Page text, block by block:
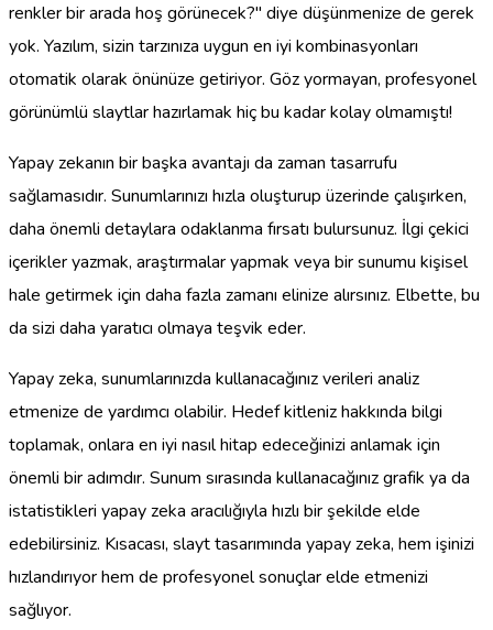
renkler bir arada hoş görünecek?" diye düşünmenize de gerek
yok. Yazılım, sizin tarzınıza uygun en iyi kombinasyonları
otomatik olarak önünüze getiriyor. Göz yormayan, profesyonel
görünümlü slaytlar hazırlamak hiç bu kadar kolay olmamıştı!
Yapay zekanın bir başka avantajı da zaman tasarrufu
sağlamasıdır. Sunumlarınızı hızla oluşturup üzerinde çalışırken,
daha önemli detaylara odaklanma fırsatı bulursunuz. İlgi çekici
içerikler yazmak, araştırmalar yapmak veya bir sunumu kişisel
hale getirmek için daha fazla zamanı elinize alırsınız. Elbette, bu
da sizi daha yaratıcı olmaya teşvik eder.
Yapay zeka, sunumlarınızda kullanacağınız verileri analiz
etmenize de yardımcı olabilir. Hedef kitleniz hakkında bilgi
toplamak, onlara en iyi nasıl hitap edeceğinizi anlamak için
önemli bir adımdır. Sunum sırasında kullanacağınız grafik ya da
istatistikleri yapay zeka aracılığıyla hızlı bir şekilde elde
edebilirsiniz. Kısacası, slayt tasarımında yapay zeka, hem işinizi
hızlandırıyor hem de profesyonel sonuçlar elde etmenizi
sağlıyor.